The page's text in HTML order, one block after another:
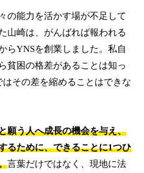
の能力を活かす場が不足して
山崎は、がんばれば報われる
らYNSを創業しました。私自
貧困の格差があることは知っ
その差を縮めることはできな
願う人へ成長の機会を与え、
るために、できることに1つひ
言葉だけではなく、現地に法